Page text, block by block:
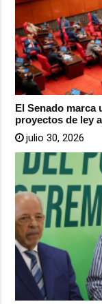
El Senado marca
proyectos de ley
julio 30, 2026